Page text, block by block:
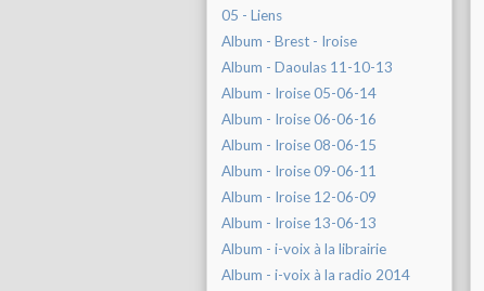
05 - Liens
Album - Brest - Iroise
Album - Daoulas 11-10-13
Album - Iroise 05-06-14
Album - Iroise 06-06-16
Album - Iroise 08-06-15
Album - Iroise 09-06-11
Album - Iroise 12-06-09
Album - Iroise 13-06-13
Album - i-voix à la librairie
Album - i-voix à la radio 2014